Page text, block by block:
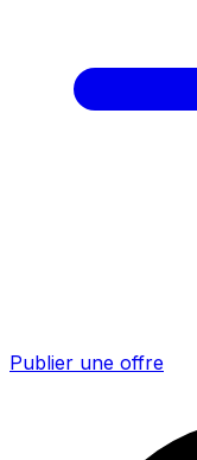
Publier une offre